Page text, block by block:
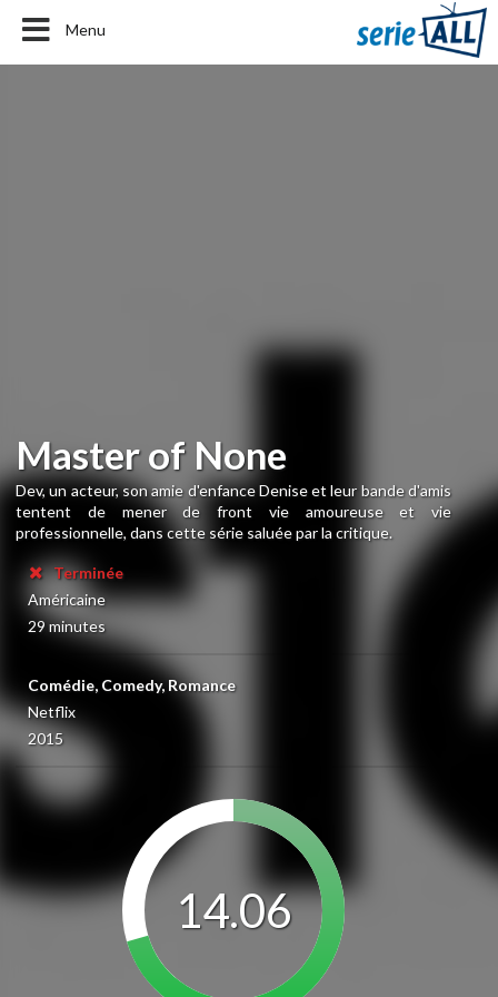
Menu
Master of None
Dev, un acteur, son amie d'enfance Denise et leur bande d'amis
tentent de mener de front vie amoureuse et vie
professionnelle, dans cette série saluée par la critique.
Terminée
Américaine
29 minutes
Comédie, Comedy, Romance
Netflix
2015
14.06